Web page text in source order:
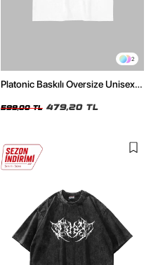
2
Platonic Baskılı Oversize Unisex
599,00 TL 479,20 TL